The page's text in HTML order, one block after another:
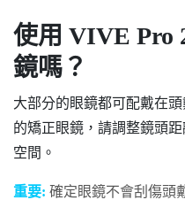
使用 VIVE Pro
鏡嗎？
大部分的眼鏡都可配戴在
的矯正眼鏡，請調整鏡頭
空間。
重要: 確定眼鏡不會刮傷頭